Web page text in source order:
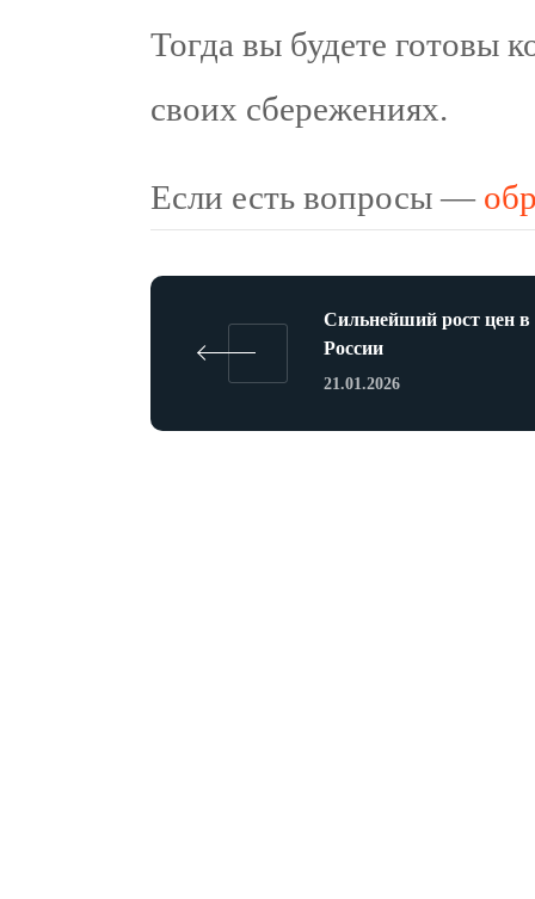
Тогда вы будете готовы
своих сбережениях.
Если есть вопросы —
Сильнейший рост цен в
России
21.01.2026